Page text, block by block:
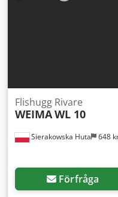
Sierakowska Huta 648
Flishugg Rivare
WEIMAWL 10
Förfråga